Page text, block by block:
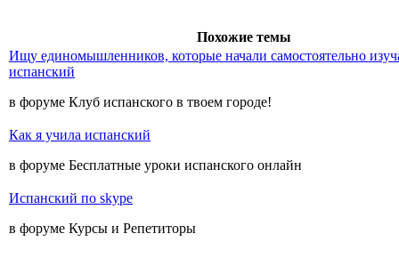
Похожие темы
Ищу единомышленников, которые начали самостоятельно
испанский
в форуме Клуб испанского в твоем городе!
Как я учила испанский
в форуме Бесплатные уроки испанского онлайн
Испанский по skype
в форуме Курсы и Репетиторы